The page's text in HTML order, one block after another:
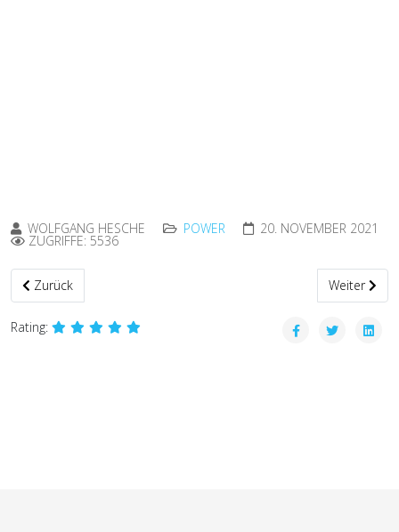
WOLFGANG HESCHE POWER 20. NOVEMBER 2021
ZUGRIFFE: 5536
Vorheriger Beitrag: Theorieunterricht im Vereinsheim des
Zurück Nächster
Weiter
Rating: